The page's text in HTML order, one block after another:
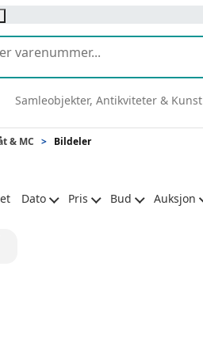
Samleobjekter, Antikviteter & Kunst
& MC > Bildeler
Dato Pris Bud Auksjon